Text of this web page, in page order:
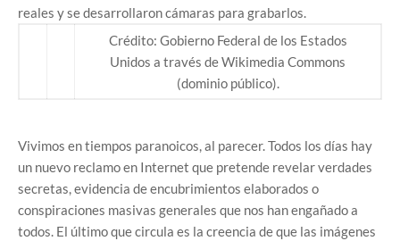
reales y se desarrollaron cámaras para grabarlos.
Crédito: Gobierno Federal de los Estados
Unidos a través de Wikimedia Commons
(dominio público).
Vivimos en tiempos paranoicos, al parecer. Todos los días hay
un nuevo reclamo en Internet que pretende revelar verdades
secretas, evidencia de encubrimientos elaborados o
conspiraciones masivas generales que nos han engañado a
todos. El último que circula es la creencia de que las imágenes